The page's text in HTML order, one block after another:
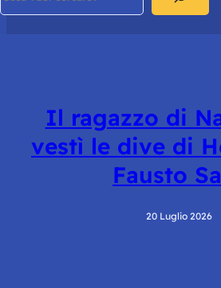
Il ragazzo di
vestì le dive di
Fausto
20 Luglio 2026